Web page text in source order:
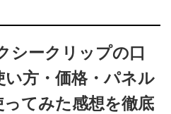
シークリップの口
方・価格・パネル
てみた感想を徹底